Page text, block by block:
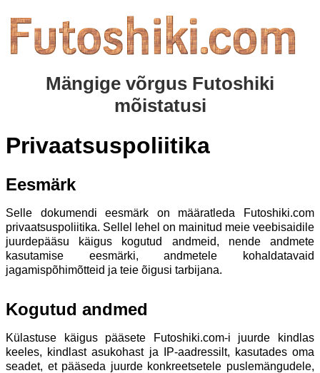
Mängige võrgus Futoshiki
mõistatusi
Privaatsuspoliitika
Eesmärk
Selle dokumendi eesmärk on määratleda Futoshiki.com
privaatsuspoliitika. Sellel lehel on mainitud meie veebisaidile
juurdepääsu käigus kogutud andmeid, nende andmete
kasutamise eesmärki, andmetele kohaldatavaid
jagamispõhimõtteid ja teie õigusi tarbijana.
Kogutud andmed
Külastuse käigus pääsete Futoshiki.com-i juurde kindlas
keeles, kindlast asukohast ja IP-aadressilt, kasutades oma
seadet, et pääseda juurde konkreetsetele puslemängudele,